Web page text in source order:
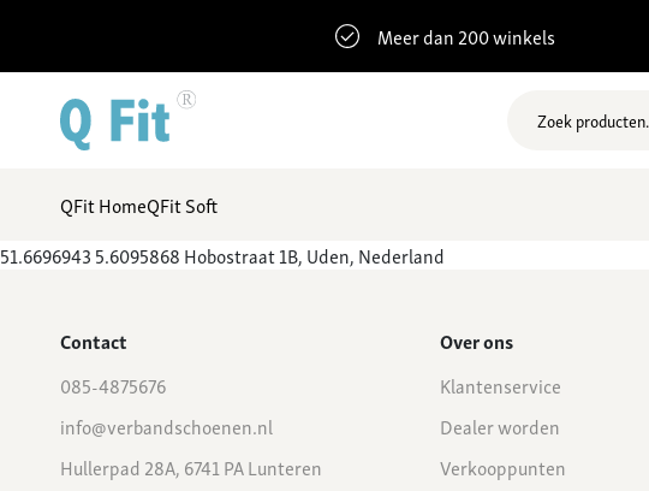
Meer dan 200 winkels
QFit HomeQFit Soft
51.6696943 5.6095868 Hobostraat 1B, Uden, Nederland
Contact
085-4875676
info@verbandschoenen.nl
Hullerpad 28A, 6741 PA Lunteren
Over ons
Klantenservice
Dealer worden
Verkooppunten